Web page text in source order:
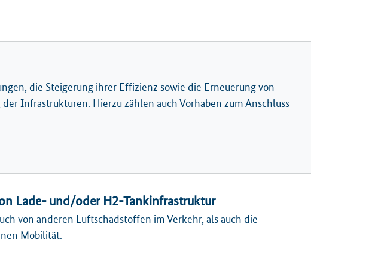
die Steigerung ihrer Effizienz sowie die Erneuerung von
Infrastrukturen. Hierzu zählen auch Vorhaben zum Anschluss
Lade- und/oder H2-Tankinfrastruktur
von anderen Luftschadstoffen im Verkehr, als auch die
Mobilität.